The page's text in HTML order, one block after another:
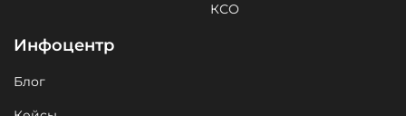
КСО
Инфоцентр
Блог